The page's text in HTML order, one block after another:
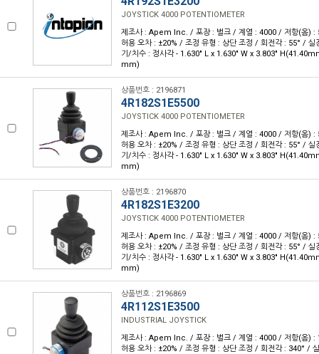
JOYSTICK 4000 POTENTIOMETER
제조사 : Apem Inc. / 포장 : 벌크 / 계열 : 4000 / 저항(옴) :
허용 오차 : ±20% / 조정 유형 : 상단 조정 / 회전각 : 55° / 실
기/치수 : 정사각 - 1.630" L x 1.630" W x 3.803"
mm)
상품번호 : 2196871
4R182S1E5500
JOYSTICK 4000 POTENTIOMETER
제조사 : Apem Inc. / 포장 : 벌크 / 계열 : 4000 / 저항(옴) :
허용 오차 : ±20% / 조정 유형 : 상단 조정 / 회전각 : 55° / 실
기/치수 : 정사각 - 1.630" L x 1.630" W x 3.803"
mm)
상품번호 : 2196870
4R182S1E3200
JOYSTICK 4000 POTENTIOMETER
제조사 : Apem Inc. / 포장 : 벌크 / 계열 : 4000 / 저항(옴) :
허용 오차 : ±20% / 조정 유형 : 상단 조정 / 회전각 : 55° / 실
기/치수 : 정사각 - 1.630" L x 1.630" W x 3.803"
mm)
상품번호 : 2196869
4R112S1E3500
INDUSTRIAL JOYSTICK
제조사 : Apem Inc. / 포장 : 벌크 / 계열 : 4000 / 저항(옴) :
허용 오차 : ±20% / 조정 유형 : 상단 조정 / 회전각 : 340° /